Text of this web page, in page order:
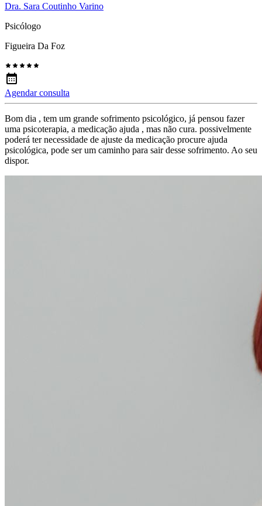
Dra. Sara Coutinho Varino
Psicólogo
Figueira Da Foz
Agendar consulta
Bom dia , tem um grande sofrimento psicológico, já pensou fazer
uma psicoterapia, a medicação ajuda , mas não cura. possivelmente
poderá ter necessidade de ajuste da medicação procure ajuda
psicológica, pode ser um caminho para sair desse sofrimento. Ao seu
dispor.